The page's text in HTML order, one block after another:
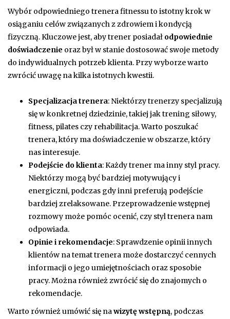
Wybór odpowiedniego trenera fitnessu to istotny krok w
osiąganiu celów związanych z zdrowiem i kondycją
fizyczną. Kluczowe jest, aby trener posiadał odpowiednie
doświadczenie oraz był w stanie dostosować swoje metody
do indywidualnych potrzeb klienta. Przy wyborze warto
zwrócić uwagę na kilka istotnych kwestii.
Specjalizacja trenera: Niektórzy trenerzy specjalizują
się w konkretnej dziedzinie, takiej jak trening siłowy,
fitness, pilates czy rehabilitacja. Warto poszukać
trenera, który ma doświadczenie w obszarze, który
nas interesuje.
Podejście do klienta: Każdy trener ma inny styl pracy.
Niektórzy mogą być bardziej motywujący i
energiczni, podczas gdy inni preferują podejście
bardziej zrelaksowane. Przeprowadzenie wstępnej
rozmowy może pomóc ocenić, czy styl trenera nam
odpowiada.
Opinie i rekomendacje: Sprawdzenie opinii innych
klientów na temat trenera może dostarczyć cennych
informacji o jego umiejętnościach oraz sposobie
pracy. Można również zwrócić się do znajomych o
rekomendacje.
Warto również umówić się nawizytę wstępną, podczas